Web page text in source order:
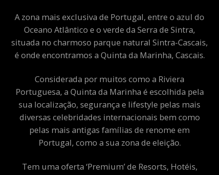
A zona mais exclusiva de Portugal, entre o azul do
Oceano Atlântico e o verde da Serra de Sintra,
situada no charmoso parque natural Sintra-Cascais,
é onde encontramos a Quinta da Marinha, Cascais.
Considerada por muitos como a Riviera
Portuguesa, a Quinta da Marinha é escolhida pela
sua localização, segurança e lifestyle pelas mais
diversas celebridades internacionais bem como
pelas mais antigas famílias de renome em
Portugal, como a sua zona de eleição.
Tem uma oferta ‘Premium’ de Resorts, Hotéis,